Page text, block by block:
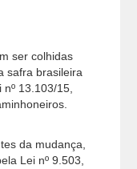
ser colhidas
safra brasileira
13.103/15,
da mudança,
Lei nº 9.503,